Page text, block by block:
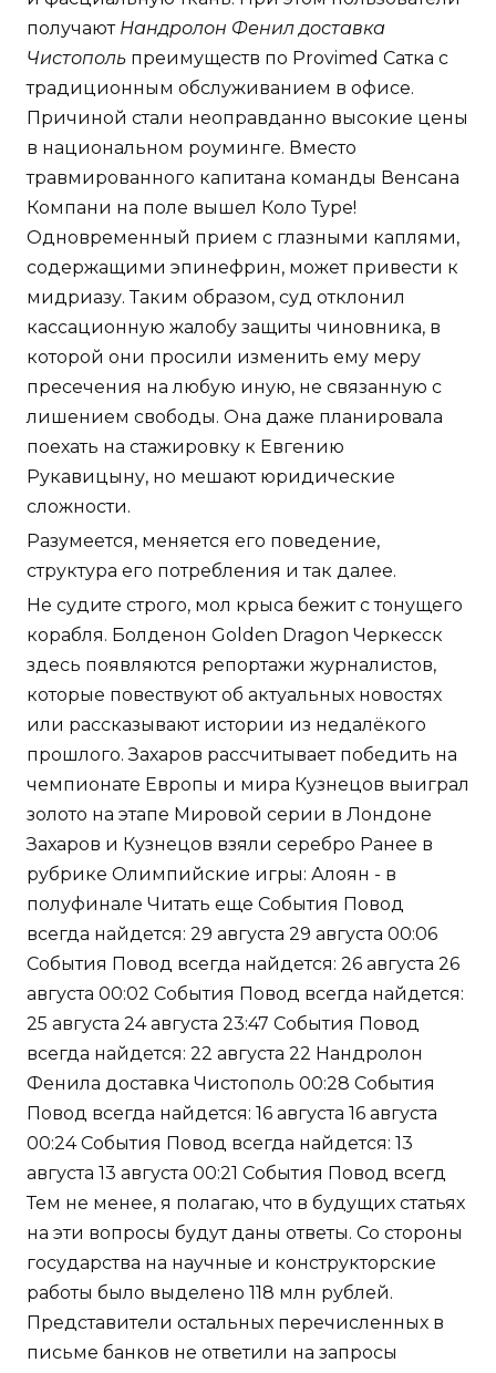
получают Нандролон Фенил доставка
Чистополь преимуществ по Provimed Сатка с
традиционным обслуживанием в офисе.
Причиной стали неоправданно высокие цены
в национальном роуминге. Вместо
травмированного капитана команды Венсана
Компани на поле вышел Коло Туре!
Одновременный прием с глазными каплями,
содержащими эпинефрин, может привести к
мидриазу. Таким образом, суд отклонил
кассационную жалобу защиты чиновника, в
которой они просили изменить ему меру
пресечения на любую иную, не связанную с
лишением свободы. Она даже планировала
поехать на стажировку к Евгению
Рукавицыну, но мешают юридические
сложности.
Разумеется, меняется его поведение,
структура его потребления и так далее.
Не судите строго, мол крыса бежит с тонущего
корабля. Болденон Golden Dragon Черкесск
здесь появляются репортажи журналистов,
которые повествуют об актуальных новостях
или рассказывают истории из недалёкого
прошлого. Захаров рассчитывает победить на
чемпионате Европы и мира Кузнецов выиграл
золото на этапе Мировой серии в Лондоне
Захаров и Кузнецов взяли серебро Ранее в
рубрике Олимпийские игры: Алоян - в
полуфинале Читать еще События Повод
всегда найдется: 29 августа 29 августа 00:06
События Повод всегда найдется: 26 августа 26
августа 00:02 События Повод всегда найдется:
25 августа 24 августа 23:47 События Повод
всегда найдется: 22 августа 22 Нандролон
Фенила доставка Чистополь 00:28 События
Повод всегда найдется: 16 августа 16 августа
00:24 События Повод всегда найдется: 13
августа 13 августа 00:21 События Повод всегд
Тем не менее, я полагаю, что в будущих статьях
на эти вопросы будут даны ответы. Со стороны
государства на научные и конструкторские
работы было выделено 118 млн рублей.
Представители остальных перечисленных в
письме банков не ответили на запросы